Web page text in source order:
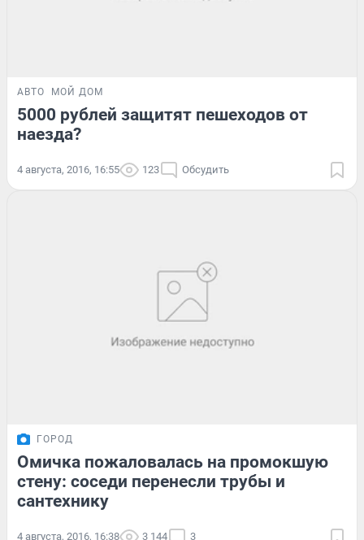
АВТО МОЙ ДОМ
5000 рублей защитят пешеходов от
наезда?
4 августа, 2016, 16:55 123 Обсудить
ГОРОД
Омичка пожаловалась на промокшую
стену: соседи перенесли трубы и
сантехнику
4 августа, 2016, 16:38 3 144 3